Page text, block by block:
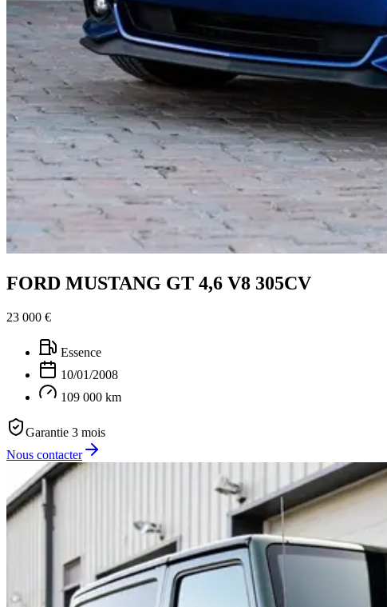
FORD MUSTANG GT 4,6 V8 305CV
23 000 €
Essence
10/01/2008
109 000 km
Garantie 3 mois
Nous contacter